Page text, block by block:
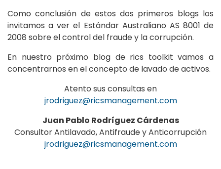
Como conclusión de estos dos primeros blogs los
invitamos a ver el Estándar Australiano AS 8001 de
2008 sobre el control del fraude y la corrupción.
En nuestro próximo blog de rics toolkit vamos a
concentrarnos en el concepto de lavado de activos.
Atento sus consultas en
jrodriguez@ricsmanagement.com
Juan Pablo Rodríguez Cárdenas
Consultor Antilavado, Antifraude y Anticorrupción
jrodriguez@ricsmanagement.com